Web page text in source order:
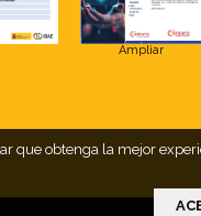
Ampliar
que obtenga la mejor